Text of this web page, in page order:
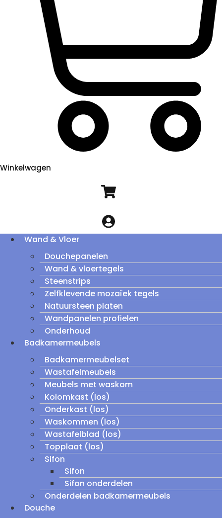
Winkelwagen
Wand & Vloer
Douchepanelen
Wand & vloertegels
Steenstrips
Zelfklevende mozaïek tegels
Natuursteen platen
Wandpanelen profielen
Onderhoud
Badkamermeubels
Badkamermeubelset
Wastafelmeubels
Meubels met waskom
Kolomkast (los)
Onderkast (los)
Waskommen (los)
Wastafelblad (los)
Topplaat (los)
Sifon
Sifon
Sifon onderdelen
Onderdelen badkamermeubels
Douche